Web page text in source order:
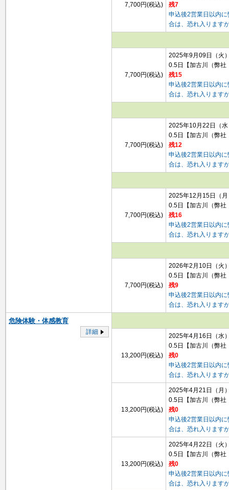
7,700円(税込)
残7
申込後2営業日以内
合は、恐れ入ります
7,700円(税込)
2025年9月09日（火
0.5日
【加古川（弊
残15
申込後2営業日以内
合は、恐れ入ります
7,700円(税込)
2025年10月22日（水
0.5日
【加古川（弊
残12
申込後2営業日以内
合は、恐れ入ります
7,700円(税込)
2025年12月15日（月
0.5日
【加古川（弊
残16
申込後2営業日以内
合は、恐れ入ります
7,700円(税込)
2026年2月10日（火
0.5日
【加古川（弊
残9
申込後2営業日以内
合は、恐れ入ります
危険体験・体感教育
詳細
13,200円(税込)
2025年4月16日（水
0.5日
【加古川（弊
残0
申込後2営業日以内
合は、恐れ入ります
13,200円(税込)
2025年4月21日（月
0.5日
【加古川（弊
残0
申込後2営業日以内
合は、恐れ入ります
13,200円(税込)
2025年4月22日（火
0.5日
【加古川（弊
残0
申込後2営業日以内
合は、恐れ入ります